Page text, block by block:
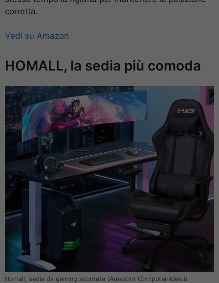
corretta.
Vedi su Amazon
HOMALL, la sedia più comoda
Homall, sedia da gaming scontata (Amazon) Computer-Idea.it